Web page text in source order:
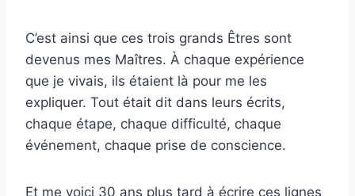
C’est ainsi que ces trois grands Êtres sont
devenus mes Maîtres. À chaque expérience
que je vivais, ils étaient là pour me les
expliquer. Tout était dit dans leurs écrits,
chaque étape, chaque difficulté, chaque
événement, chaque prise de conscience.
Et me voici 30 ans plus tard à écrire ces lignes